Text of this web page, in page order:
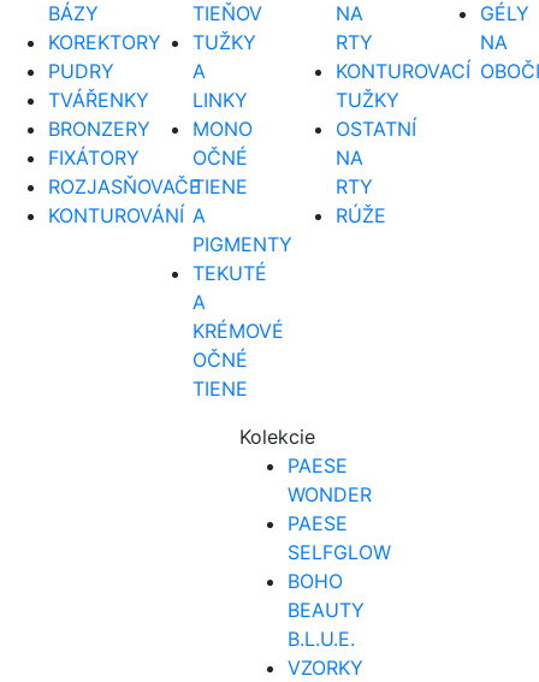
BÁZY
KOREKTORY
PUDRY
TVÁŘENKY
BRONZERY
FIXÁTORY
ROZJASŇOVAČE
KONTUROVÁNÍ
TIEŇOV
TUŽKY
A
LINKY
MONO
OČNÉ
TIENE
A
PIGMENTY
TEKUTÉ
A
KRÉMOVÉ
OČNÉ
TIENE
NA
RTY
KONTUROVACÍ
TUŽKY
OSTATNÍ
NA
RTY
RÚŽE
GÉLY
NA
Kolekcie
PAESE
WONDER
PAESE
SELFGLOW
BOHO
BEAUTY
B.L.U.E.
VZORKY